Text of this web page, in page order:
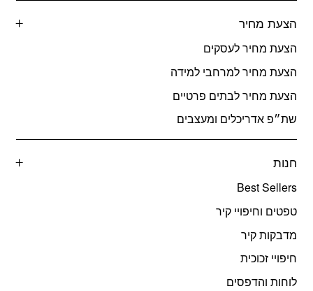
הצעת מחיר
הצעת מחיר לעסקים
הצעת מחיר למרחבי למידה
הצעת מחיר לבתים פרטיים
שת״פ אדריכלים ומעצבים
חנות
Best Sellers
טפטים וחיפויי קיר
מדבקות קיר
חיפויי זכוכית
לוחות והדפסים